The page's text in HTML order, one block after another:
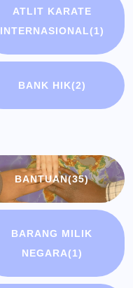
ATLIT KARATE
INTERNASIONAL(1)
BANK HIK(2)
BANTUAN(35)
BARANG MILIK
NEGARA(1)